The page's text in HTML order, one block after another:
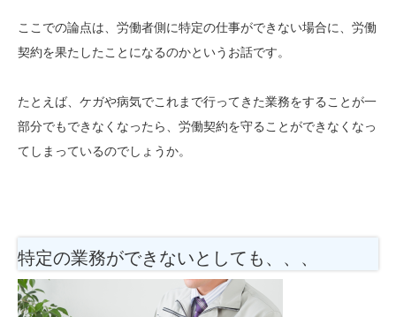
ここでの論点は、労働者側に特定の仕事ができない場合に、労働
契約を果たしたことになるのかというお話です。
たとえば、ケガや病気でこれまで行ってきた業務をすることが一
部分でもできなくなったら、労働契約を守ることができなくなっ
てしまっているのでしょうか。
特定の業務ができないとしても、、、